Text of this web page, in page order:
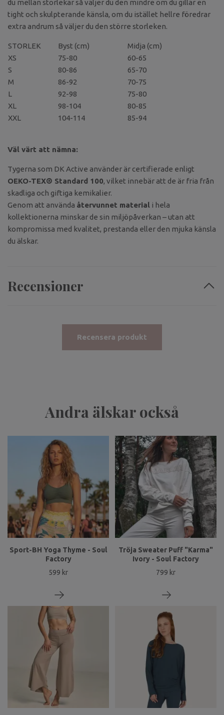
du mellan storlekar så väljer du den mindre om du gillar en
tight och skulpterande känsla, om du istället hellre föredrar
extra andrum så väljer du den större storleken.
STORLEK Byst (cm)
Midja (cm)
XS
75-80
60-65
S
80-86
65-70
M
86-92
70-75
L
92-98
75-80
XL
98-104
80-85
XXL
104-114 85-94
Väl värt att nämna:
Tygerna som DK Active använder är certifierade enligt
OEKO-TEX® Standard 100, vilket innebär att de är fria från
skadliga och giftiga kemikalier.
Genom att använda återvunnet material i hela
kollektionerna minskar de sin miljöpåverkan – utan att
kompromissa med kvalitet, prestanda eller den mjuka känsla
du älskar.
Recensioner
Recensera produkt
Andra älskar också
Sport-BH Yoga Thyme - Soul
Factory
599 kr
Tröja Sweater Puff "Karma"
Ivory - Soul Factory
799 kr